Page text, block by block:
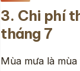
3. Chi phí
tháng 7
Mùa mưa là